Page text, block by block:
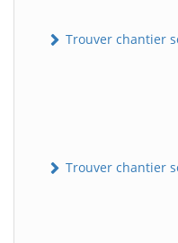
Trouver chantier
Trouver chantier